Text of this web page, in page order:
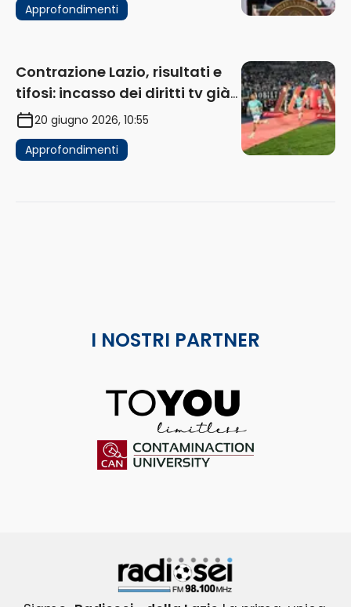
Approfondimenti
Contrazione Lazio, risultati e
tifosi: incasso dei diritti tv già
in flessione
20 giugno 2026, 10:55
Approfondimenti
I NOSTRI PARTNER
ToYou